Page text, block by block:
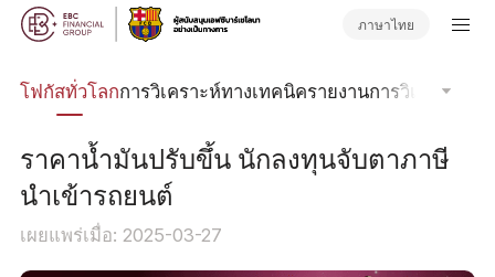
ภาษาไทย
โฟกัสทั่วโลกการวิเคราะห์ทางเทคนิครายงานการวิเคราะห์
ราคาน้ำมันปรับขึ้น นักลงทุนจับตาภาษี
นำเข้ารถยนต์
เผยแพร่เมื่อ: 2025-03-27